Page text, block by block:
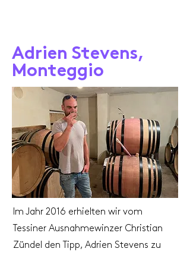
Adrien Stevens,
Monteggio
Im Jahr 2016 erhielten wir vom
Tessiner Ausnahmewinzer Christian
Zündel den Tipp, Adrien Stevens zu